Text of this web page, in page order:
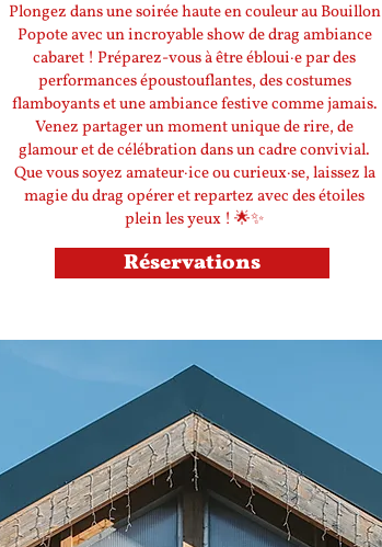
Plongez dans une soirée haute en couleur au Bouillon
Popote avec un incroyable show de drag ambiance
cabaret ! Préparez-vous à être ébloui·e par des
performances époustouflantes, des costumes
flamboyants et une ambiance festive comme jamais.
Venez partager un moment unique de rire, de
glamour et de célébration dans un cadre convivial.
Que vous soyez amateur·ice ou curieux·se, laissez la
magie du drag opérer et repartez avec des étoiles
plein les yeux ! 🌟✨
Réservations